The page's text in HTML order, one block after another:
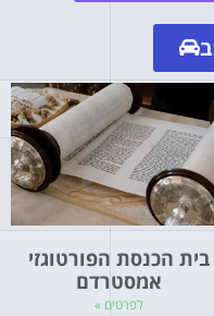
בית הכנסת הפורטוגזי
אמסטרדם
לפרטים »